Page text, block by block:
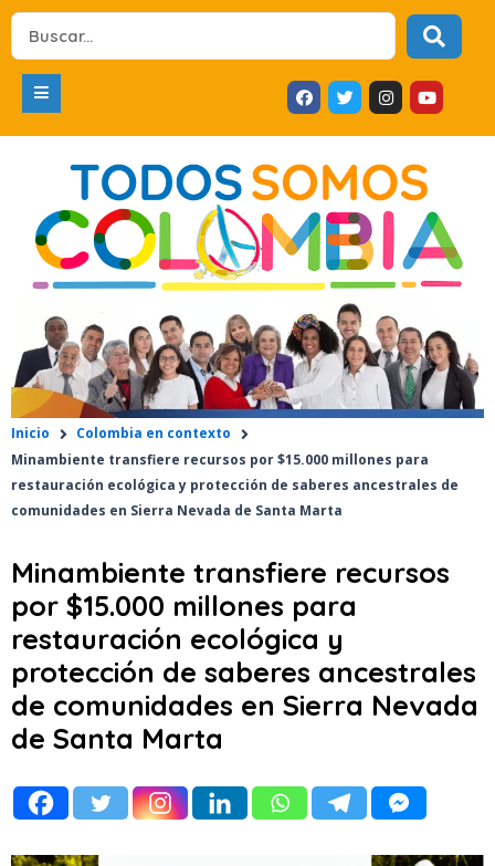
Ir
contenido
Search
...
F
a
c
o
o
k
T
w
i
e
r
I
n
s
g
r
a
m
Y
o
u
b
e
Inicio
Colombia en contexto
Minambiente transfiere recursos por $15.000 millones para
restauración ecológica y protección de saberes ancestrales de
comunidades en Sierra Nevada de Santa Marta
Minambiente transfiere recursos
por $15.000 millones para
restauración ecológica y
protección de saberes ancestrales
de comunidades en Sierra Nevada
de Santa Marta